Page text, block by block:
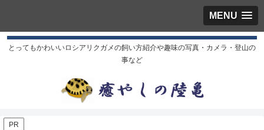
MENU
とってもかわいいロシアリクガメの飼い方紹介や趣味の写真・カメラ・登山の
事など
PR